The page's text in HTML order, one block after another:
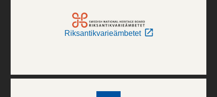
Riksantikvarieämbetet